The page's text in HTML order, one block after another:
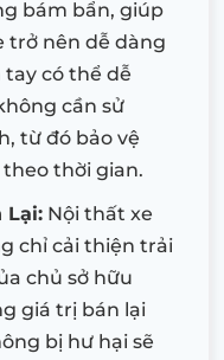
bám bẩn, giúp
trở nên dễ dàng
tay có thể dễ
cần sử
từ đó bảo vệ
thời gian.
Lại: Nội thất xe
chỉ cải thiện trải
chủ sở hữu
giá trị bán lại
bị hư hại sẽ